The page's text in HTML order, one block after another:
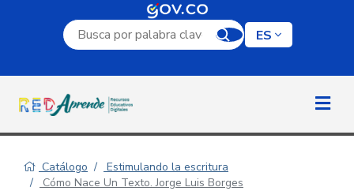
Campo de búsqueda por palabra clave
ES
Catálogo
Estimulando la escritura
Cómo Nace Un Texto. Jorge Luis Borges